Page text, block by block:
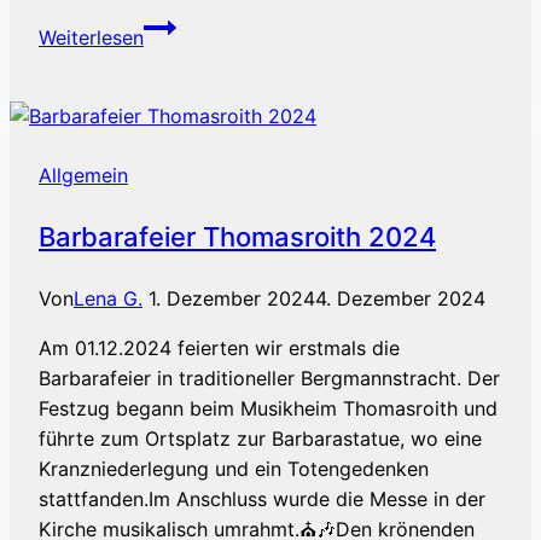
Weiterlesen
Musi-
Skitag
Allgemein
Barbarafeier Thomasroith 2024
VonLena G. 1. Dezember 20244. Dezember 2024
Am 01.12.2024 feierten wir erstmals die
Barbarafeier in traditioneller Bergmannstracht. Der
Festzug begann beim Musikheim Thomasroith und
führte zum Ortsplatz zur Barbarastatue, wo eine
Kranzniederlegung und ein Totengedenken
stattfanden.Im Anschluss wurde die Messe in der
Kirche musikalisch umrahmt.⛪️🎶Den krönenden